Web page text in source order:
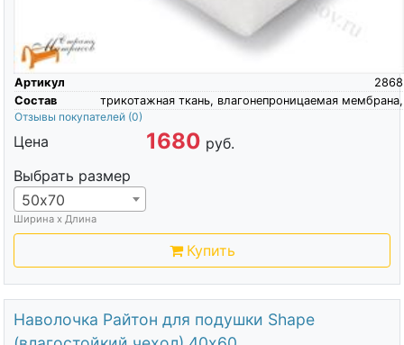
Артикул
2868
Состав
трикотажная ткань, влагонепроницаемая мембрана,
Отзывы покупателей (0)
Цена 1680 руб.
Выбрать размер
50х70
Ширина х Длина
Купить
Наволочка Райтон для подушки Shape